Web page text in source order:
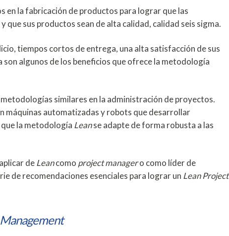
en la fabricación de productos para lograr que las
que sus productos sean de alta calidad, calidad seis sigma.
tiempos cortos de entrega, una alta satisfacción de sus
algunos de los beneficios que ofrece la metodología
similares en la administración de proyectos.
máquinas automatizadas y robots que desarrollar
la metodología Leanse adapte de forma robusta a las
deLeancomo project managero como líder de
de recomendaciones esenciales para lograr un Lean Project